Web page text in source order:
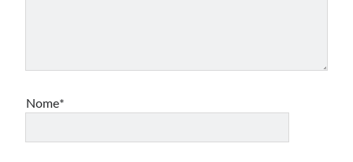
Nome*